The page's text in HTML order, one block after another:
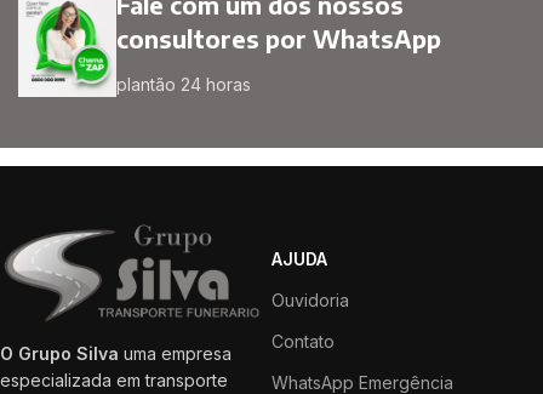
consultores por WhatsApp
plantão 24 horas
O Grupo Silva uma empresa
especializada em transporte
AJUDA
Ouvidoria
Contato
WhatsApp Emergência